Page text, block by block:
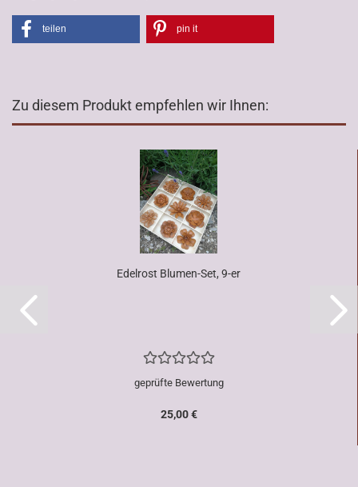
teilen pin it
Zu diesem Produkt empfehlen wir Ihnen:
Edelrost Blumen-Set, 9-er
geprüfte Bewertung
25,00 €